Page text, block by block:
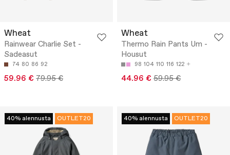
Wheat
Rainwear Charlie Set -
Sadeasut
74 80 86 92
59.96 € 79.95 €
Wheat
Thermo Rain Pants Um -
Housut
98 104 110 116 122
44.96 € 59.95 €
40% alennusta OUTLET20 40% alennusta OUTLET20